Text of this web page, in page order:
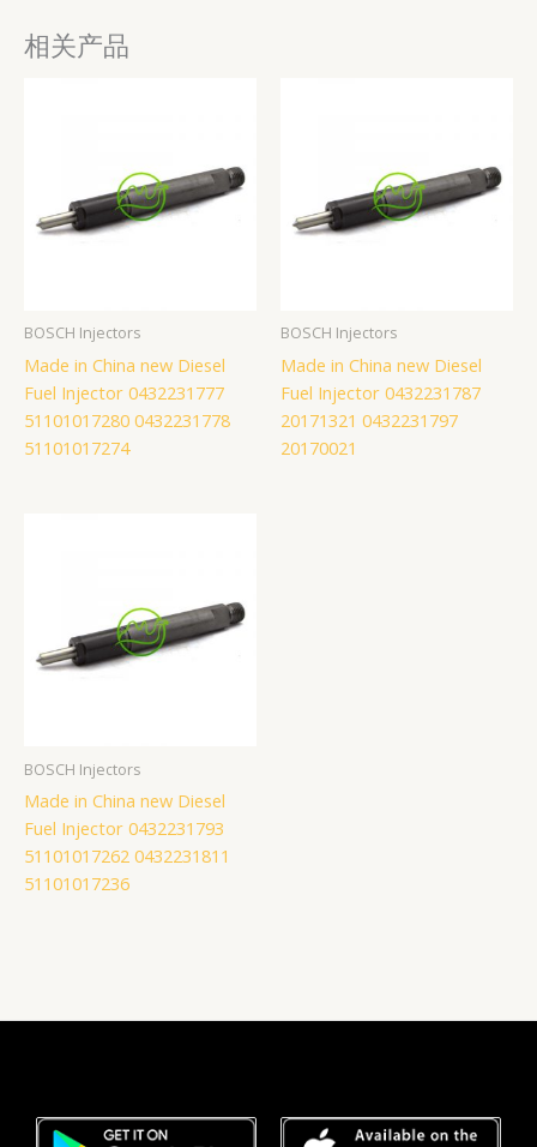
相关产品
BOSCH Injectors
Made in China new Diesel
Fuel Injector 0432231777
51101017280 0432231778
51101017274
BOSCH Injectors
Made in China new Diesel
Fuel Injector 0432231787
20171321 0432231797
20170021
BOSCH Injectors
Made in China new Diesel
Fuel Injector 0432231793
51101017262 0432231811
51101017236